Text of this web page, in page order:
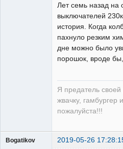
Лет семь назад на
выключателей
история. Когда
пахнуло резким
дне можно было
порошок, вроде
Я предатель
жвачку, гамбургер
пожалуйста!!!
Bogatikov 2019-05-26